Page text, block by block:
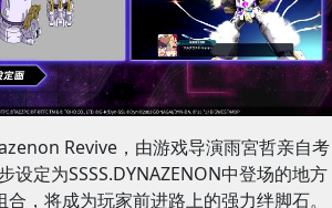
Revive，由游戏导演雨宮哲亲自考
设定为SSSS.DYNAZENON中登场的地方
，将成为玩家前进路上的强力绊脚石。